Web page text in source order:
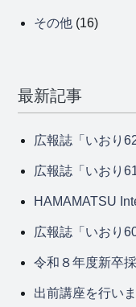
その他 (16)
最新記事
広報誌「いおり
広報誌「いおり
HAMAMATSU
広報誌「いおり
令和８年度新卒
出前講座を行い